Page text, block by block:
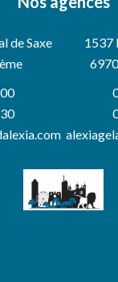
de Saxe
1537